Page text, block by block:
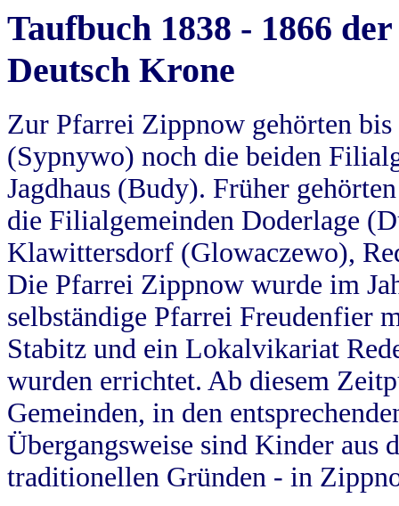
Taufbuch 1838 - 1866
Deutsch Krone
Zur Pfarrei Zippnow gehörten
(Sypnywo) noch die beiden
Jagdhaus (Budy). Früher
die Filialgemeinden Doderlage
Klawittersdorf (Glowaczewo),
Die Pfarrei Zippnow wurde im
selbständige Pfarrei Freudenfier
Stabitz und ein Lokalvikariat
wurden errichtet. Ab diesem
Gemeinden, in den
Übergangsweise sind Kinder aus
traditionellen Gründen - in